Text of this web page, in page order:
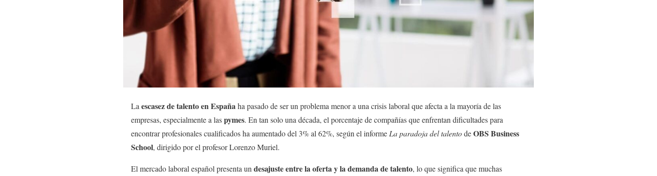
Laescasez de talento en Españaha pasado de ser un problema menor a una crisis laboral que afecta a la mayoría de las
empresas, especialmente a laspymes. En tan solo una década, el porcentaje de compañías que enfrentan dificultades para
encontrar profesionales cualificados ha aumentado del 3% al 62%, según el informeLa paradoja del talentodeOBS Business
School, dirigido por el profesor Lorenzo Muriel.
El mercado laboral español presenta undesajuste entre la oferta y la demanda de talento, lo que significa que muchas